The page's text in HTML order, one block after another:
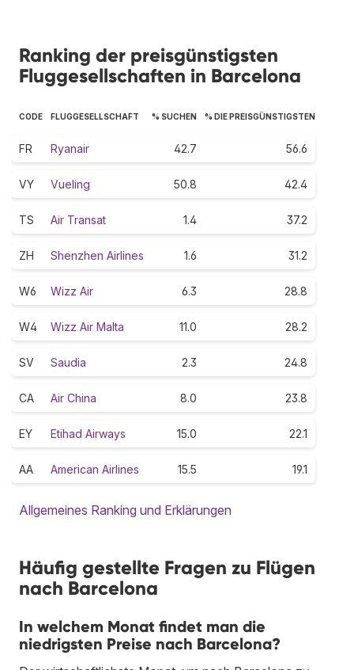
Ranking der preisgünstigsten
Fluggesellschaften in Barcelona
CODE FLUGGESELLSCHAFT % SUCHEN % DIE PREISGÜNSTIGSTEN
FR Ryanair 42.7 56.6
VY Vueling 50.8 42.4
TS Air Transat 1.4 37.2
ZH Shenzhen Airlines 1.6 31.2
W6 Wizz Air 6.3 28.8
W4 Wizz Air Malta 11.0 28.2
SV Saudia 2.3 24.8
CA Air China 8.0 23.8
EY Etihad Airways 15.0 22.1
AA American Airlines 15.5 19.1
Allgemeines Ranking und Erklärungen
Häufig gestellte Fragen zu Flügen
nach Barcelona
In welchem Monat findet man die
niedrigsten Preise nach Barcelona?